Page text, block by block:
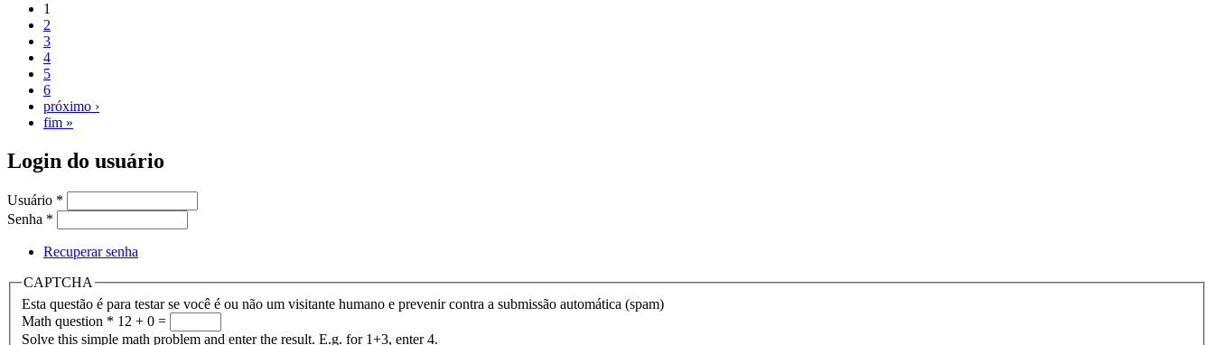
1
2
3
4
5
6
próximo ›
fim »
Login do usuário
Usuário *
Senha *
Recuperar senha
CAPTCHA
Esta questão é para testar se você é ou não um visitante humano e prevenir contra a submissão automática (spam)
Math question * 12 + 0 =
Solve this simple math problem and enter the result. E.g. for 1+3, enter 4.